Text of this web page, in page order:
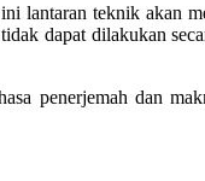
lantaran teknik akan
dapat dilakukan
penerjemah dan